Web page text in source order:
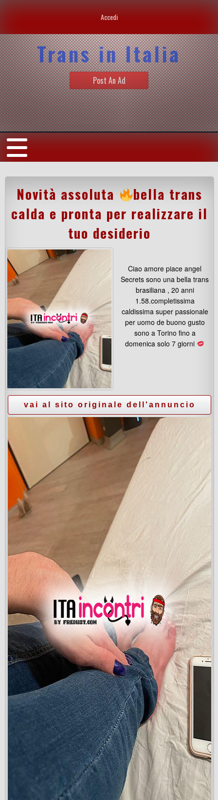
Accedi
Trans in Italia
Post An Ad
Novità assoluta
bella trans
calda e pronta per realizzare il
tuo desiderio
Ciao amore piace angel
Secrets sono una bella trans
brasiliana , 20 anni
1.58.completissima
caldissima super passionale
per uomo de buono gusto
sono a Torino fino a
domenica solo 7 giorni